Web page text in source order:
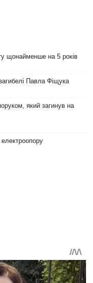
щонайменше на 5 років
Павла Фіщука
який загинув на
електроопору